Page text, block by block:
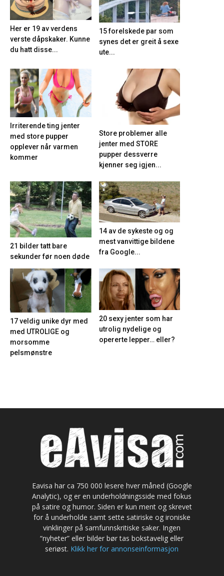
Her er 19 av verdens
verste dåpskaker. Kunne
du hatt disse...
15 forelskede par som
synes det er greit å sexe
ute...
Irriterende ting jenter
med store pupper
opplever når varmen
kommer
Store problemer alle
jenter med STORE
pupper dessverre
kjenner seg igjen...
21 bilder tatt bare
sekunder før noen døde
14 av de sykeste og og
mest vanvittige bildene
fra Google...
17 veldig unike dyr med
med UTROLIGE og
morsomme
pelsmønstre
20 sexy jenter som har
utrolig nydelige og
opererte lepper… eller?
Eavisa har ca 750 000 lesere hver måned (Google
Analytic), og er en underholdningsside med fokus
på satire og humor. Siden er kun ment og skrevet
for å underholde samt sette satiriske og ironiske
vinklinger på samfunnskritiske saker. Ingen
“nyheter” eller bilder bør tas bokstavelig eller
seriøst. Klikk her for annonseinformasjon